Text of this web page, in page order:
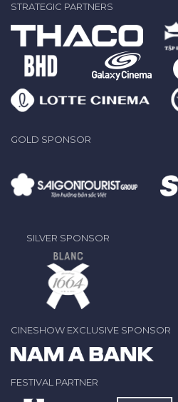
STRATEGIC PARTNERS
GOLD SPONSOR
SILVER SPONSOR
CINESHOW EXCLUSIVE SPONSOR
FESTIVAL PARTNER